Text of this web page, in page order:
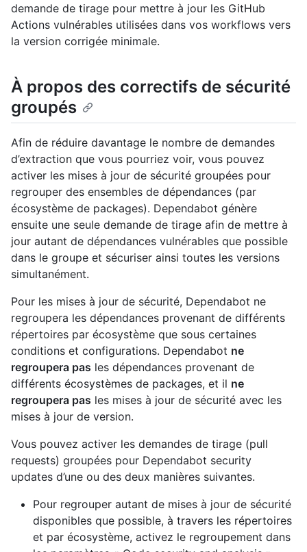
demande de tirage pour mettre à jour les GitHub
Actions vulnérables utilisées dans vos workflows vers
la version corrigée minimale.
À propos des correctifs de sécurité
groupés
Afin de réduire davantage le nombre de demandes
d’extraction que vous pourriez voir, vous pouvez
activer les mises à jour de sécurité groupées pour
regrouper des ensembles de dépendances (par
écosystème de packages). Dependabot génère
ensuite une seule demande de tirage afin de mettre à
jour autant de dépendances vulnérables que possible
dans le groupe et sécuriser ainsi toutes les versions
simultanément.
Pour les mises à jour de sécurité, Dependabot ne
regroupera les dépendances provenant de différents
répertoires par écosystème que sous certaines
conditions et configurations. Dependabot ne
regroupera pas les dépendances provenant de
différents écosystèmes de packages, et il ne
regroupera pas les mises à jour de sécurité avec les
mises à jour de version.
Vous pouvez activer les demandes de tirage (pull
requests) groupées pour Dependabot security
updates d’une ou des deux manières suivantes.
Pour regrouper autant de mises à jour de sécurité
disponibles que possible, à travers les répertoires
et par écosystème, activez le regroupement dans